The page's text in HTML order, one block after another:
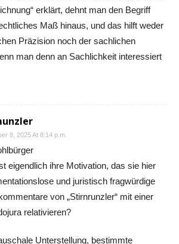
erklärt, dehnt man den Begriff
Maß hinaus, und das hilft weder
Präzision noch der sachlichen
man denn an Sachlichkeit interessiert
8, 2025 At 8:14 p.m.
eigendlich ihre Motivation, das sie hier
und juristisch fragwürdige
von „Stirnrunzler“ mit einer
relativieren?
Unterstellung, bestimmte